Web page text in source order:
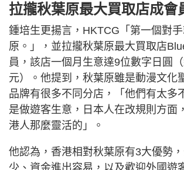
拉攏秋葉原最大買取店成會
鍾培生更揚言，HKTCG「第一個對
原。」，並拉攏秋葉原最大買取店
員，該店一個月生意達9位數字日圓
元）。他提到，秋葉原雖是動漫文化
品牌有很多不同分店，「他們有太多
是做遊客生意，日本人在改規則方面
港人那麼靈活的」。
他認為，香港相對秋葉原有3大優勢
少、資金進出容易，以及歡迎外國遊